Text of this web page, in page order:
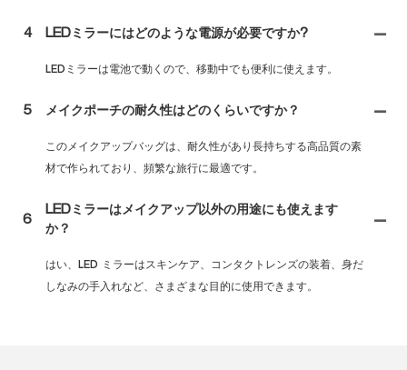
4 LEDミラーにはどのような電源が必要ですか?
LEDミラーは電池で動くので、移動中でも便利に使えます。
5 メイクポーチの耐久性はどのくらいですか？
このメイクアップバッグは、耐久性があり長持ちする高品質の素
材で作られており、頻繁な旅行に最適です。
6
LEDミラーはメイクアップ以外の用途にも使えます
か？
はい、LED ミラーはスキンケア、コンタクトレンズの装着、身だ
しなみの手入れなど、さまざまな目的に使用できます。